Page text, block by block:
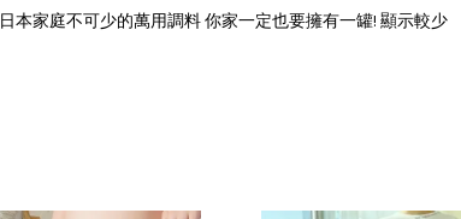
本家庭不可少的萬用調料 你家一定也要擁有一罐! 顯示較少